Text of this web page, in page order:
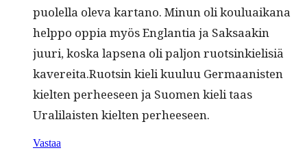
puolel­la ole­va kar­tano. Min­un oli koulu­aikana
help­po oppia myös Englan­tia ja Sak­saakin
juuri, kos­ka lapse­na oli paljon ruotsinkielisiä
kavereita.Ruotsin kieli kuu­luu Ger­maanis­ten
kiel­ten per­heeseen ja Suomen kieli taas
Uralilais­ten kiel­ten perheeseen.
Vastaa